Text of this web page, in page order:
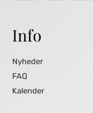
Info
Nyheder
FAQ
Kalender